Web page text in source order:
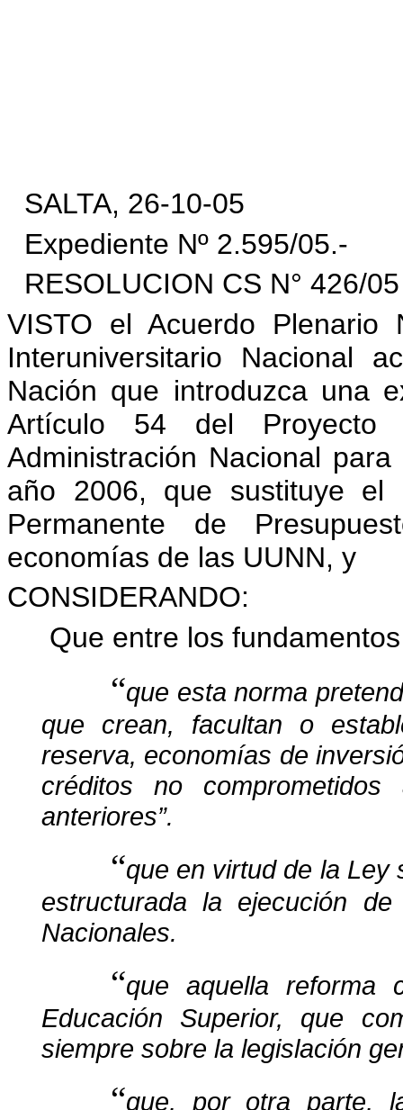
SALTA, 26-10-05
Expediente Nº 2.595/05.-
RESOLUCION CS N° 426/05
VISTO el Acuerdo
Interuniversitario Nacional
Nación que introduzca una
Artículo 54 del Proyecto
Administración Nacional
año 2006, que sustituye el
Permanente de
economías de las UUNN, y
CONSIDERANDO:
Que entre los
“que esta norma
que crean, facultan o
reserva, economías de
créditos no
anteriores”.
“que en virtud de la Ley
estructurada la ejecución
Nacionales.
“que aquella reforma
Educación Superior, que
siempre sobre la legislación
“que, por otra parte,